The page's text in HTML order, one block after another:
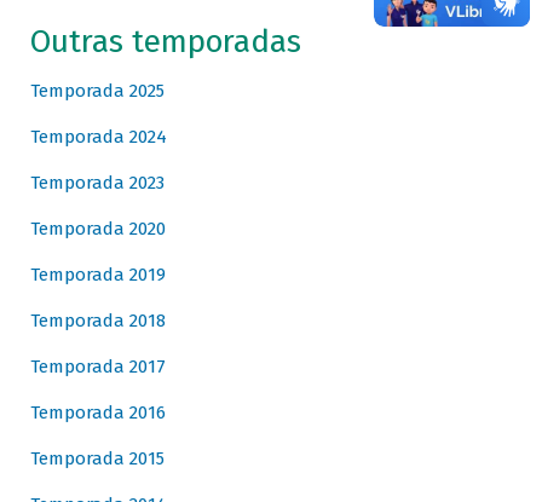
Outras temporadas
Temporada 2025
Temporada 2024
Temporada 2023
Temporada 2020
Temporada 2019
Temporada 2018
Temporada 2017
Temporada 2016
Temporada 2015